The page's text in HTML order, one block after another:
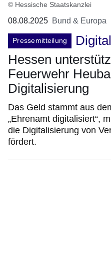
© Hessische Staatskanzlei
08.08.2025 Bund & Europa
Pressemitteilung
Hessen
Feuerwehr
Digitalisierung
Das Geld stammt aus
„Ehrenamt digitalisiert“,
die Digitalisierung von
fördert.